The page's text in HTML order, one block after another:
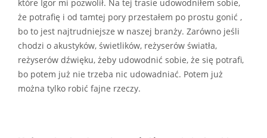
które Igor mi pozwolił. Na tej trasie udowodniłem sobie,
że potrafię i od tamtej pory przestałem po prostu gonić ,
bo to jest najtrudniejsze w naszej branży. Zarówno jeśli
chodzi o akustyków, świetlików, reżyserów światła,
reżyserów dźwięku, żeby udowodnić sobie, że się potrafi,
bo potem już nie trzeba nic udowadniać. Potem już
można tylko robić fajne rzeczy.